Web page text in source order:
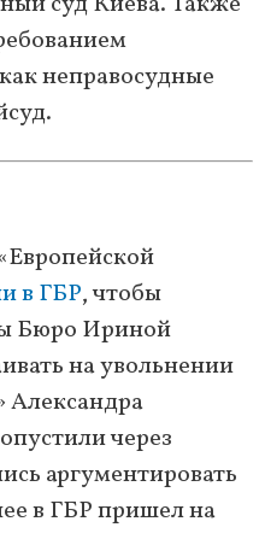
неправосудные
в ГБР, чтобы
Бюро Ириной
на увольнении
Александра
через
аргументировать
в ГБР пришел на